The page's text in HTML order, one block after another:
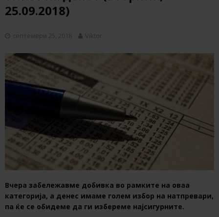
25.09.2018)
септември 25, 2018 Viktor
Вчера забележавме добивка во рамките на оваа
категорија, а денес имаме голем избор на натпревари,
па ќе се обидеме да ги избереме најсигурните.